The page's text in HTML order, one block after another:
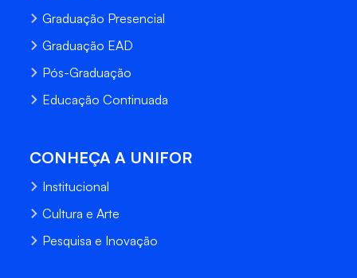
Graduação Presencial
Graduação EAD
Pós-Graduação
Educação Continuada
CONHEÇA A UNIFOR
Institucional
Cultura e Arte
Pesquisa e Inovação